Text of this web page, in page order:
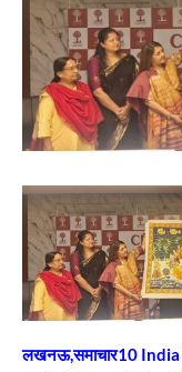
लखनऊ,समाचार10